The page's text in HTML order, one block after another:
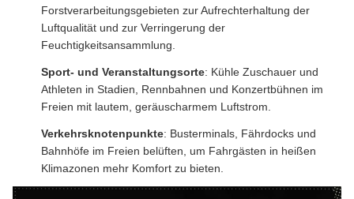
Forstverarbeitungsgebieten zur Aufrechterhaltung der
Luftqualität und zur Verringerung der
Feuchtigkeitsansammlung.
Sport- und Veranstaltungsorte: Kühle Zuschauer und
Athleten in Stadien, Rennbahnen und Konzertbühnen im
Freien mit lautem, geräuscharmem Luftstrom.
Verkehrsknotenpunkte: Busterminals, Fährdocks und
Bahnhöfe im Freien belüften, um Fahrgästen in heißen
Klimazonen mehr Komfort zu bieten.